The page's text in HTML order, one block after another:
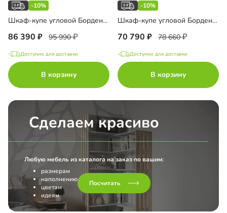
-10%
Шкаф-купе угловой Борден-6-6 1800 Премиум
86 390 95 990
Доступно для доставки
В корзину
-10%
Шкаф-купе угловой Борден-6-1 1800
70 790 78 660
Доступно для доставки
В корзину
Сделаем красиво
Любую мебель из каталога на заказ по вашим:
размерам
наполнению
цветам
идеям
Посчитать